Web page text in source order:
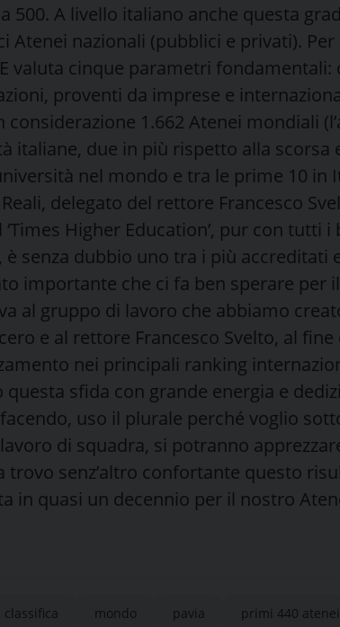
500. A livello italiano anche questa
Atenei nazionali (pubblici e privati).
valuta cinque parametri fondamentali:
proventi da imprese e
considerazione 1.662 Atenei mondiali
italiane, due in più rispetto alla scorsa
nel mondo e tra le prime 10 in
delegato del rettore Francesco
‘Times Higher Education’, pur con
senza dubbio uno tra i più accreditati
importante che ci fa ben sperare per
al gruppo di lavoro che abbiamo
e al rettore Francesco Svelto, al
nei principali ranking
sfida con grande energia e
uso il plurale perché voglio
di squadra, si potranno
trovo senz’altro confortante questo
in quasi un decennio per il nostro
classifica mondo pavia primi 440 atenei